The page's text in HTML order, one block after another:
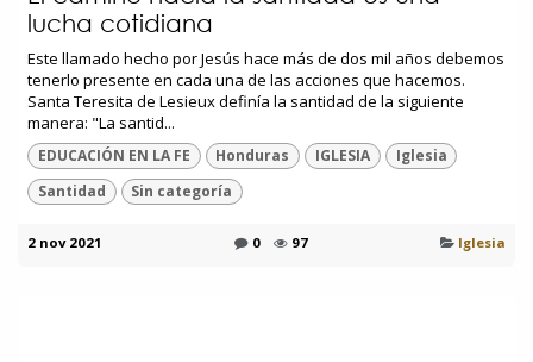
lucha cotidiana
Este llamado hecho por Jesús hace más de dos mil años debemos
tenerlo presente en cada una de las acciones que hacemos.
Santa Teresita de Lesieux definía la santidad de la siguiente
manera: "La santid...
EDUCACIÓN EN LA FE Honduras IGLESIA
Iglesia
Santidad
Sin categoría
2 nov 2021 0 97 Iglesia